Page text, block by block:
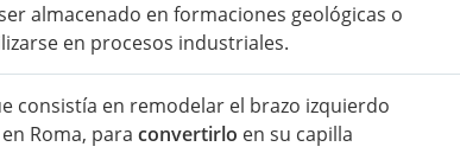
almacenado en formaciones geológicas o
en procesos industriales.
consistía en remodelar el brazo izquierdo
Roma, para convertirlo en su capilla